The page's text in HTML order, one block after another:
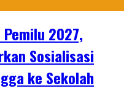
2027,
Sosialisasi
ke Sekolah